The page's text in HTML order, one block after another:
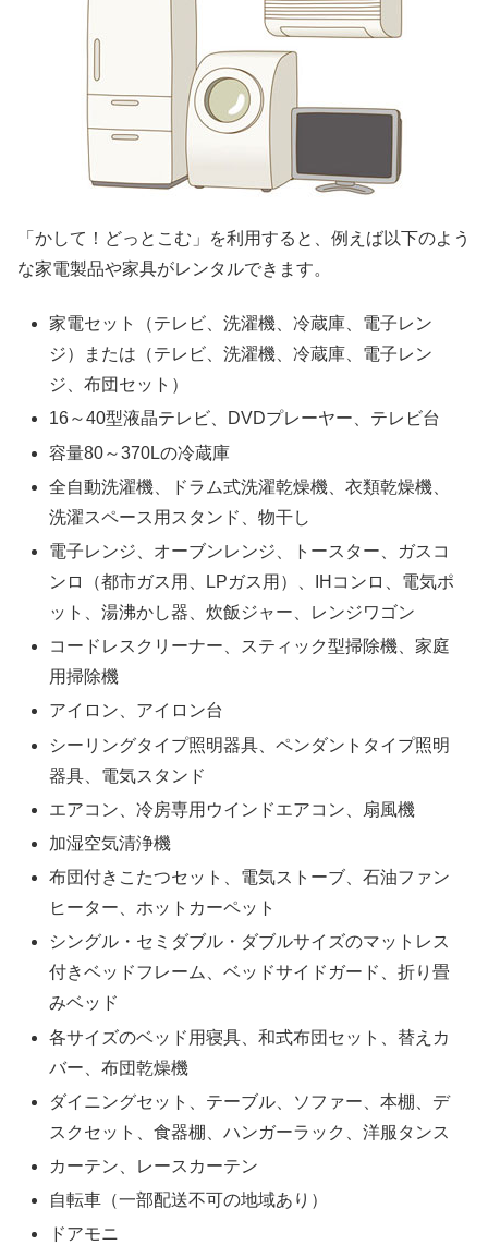
「かして！どっとこむ」を利用すると、例えば以下のよう
な家電製品や家具がレンタルできます。
家電セット（テレビ、洗濯機、冷蔵庫、電子レン
ジ）または（テレビ、洗濯機、冷蔵庫、電子レン
ジ、布団セット）
16～40型液晶テレビ、DVDプレーヤー、テレビ台
容量80～370Lの冷蔵庫
全自動洗濯機、ドラム式洗濯乾燥機、衣類乾燥機、
洗濯スペース用スタンド、物干し
電子レンジ、オーブンレンジ、トースター、ガスコ
ンロ（都市ガス用、LPガス用）、IHコンロ、電気ポ
ット、湯沸かし器、炊飯ジャー、レンジワゴン
コードレスクリーナー、スティック型掃除機、家庭
用掃除機
アイロン、アイロン台
シーリングタイプ照明器具、ペンダントタイプ照明
器具、電気スタンド
エアコン、冷房専用ウインドエアコン、扇風機
加湿空気清浄機
布団付きこたつセット、電気ストーブ、石油ファン
ヒーター、ホットカーペット
シングル・セミダブル・ダブルサイズのマットレス
付きベッドフレーム、ベッドサイドガード、折り畳
みベッド
各サイズのベッド用寝具、和式布団セット、替えカ
バー、布団乾燥機
ダイニングセット、テーブル、ソファー、本棚、デ
スクセット、食器棚、ハンガーラック、洋服タンス
カーテン、レースカーテン
自転車（一部配送不可の地域あり）
ドアモニ